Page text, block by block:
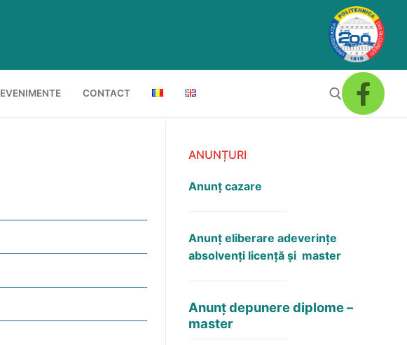
EVENIMENTE CONTACT
ANUNȚURI
Anunț cazare
Anunţ eliberare adeverinţe
absolvenţi licență și master
Anunț depunere diplome –
master